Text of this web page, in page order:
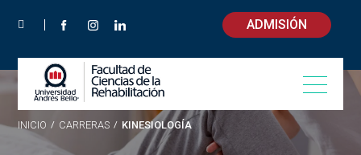
ADMISIÓN
INICIO / CARRERAS / KINESIOLOGÍA